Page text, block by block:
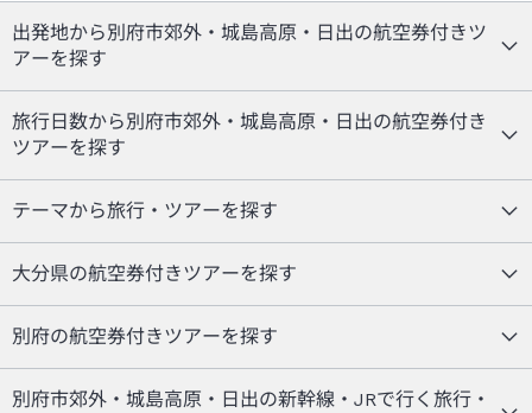
出発地から別府市郊外・城島高原・日出の航空券付きツ
アーを探す
旅行日数から別府市郊外・城島高原・日出の航空券付き
ツアーを探す
テーマから旅行・ツアーを探す
大分県の航空券付きツアーを探す
別府の航空券付きツアーを探す
別府市郊外・城島高原・日出の新幹線・JRで行く旅行・